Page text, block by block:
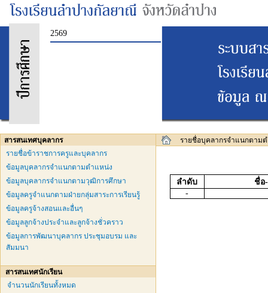
2569
สารสนเทศบุคลากร
รายชื่อข้าราชการครูและบุคลากร
ข้อมูลบุคลากรจำแนกตามตำแหน่ง
ข้อมูลบุคลากรจำแนกตามวุฒิการศึกษา
ข้อมูลครูจำแนกตามฝ่ายกลุ่มสาระการเรียนรู้
ข้อมูลครูจ้างสอนและอื่นๆ
ข้อมูลลูกจ้างประจำและลูกจ้างชั่วคราว
ข้อมูลการพัฒนาบุคลากร ประชุมอบรม และ
สัมมนา
สารสนเทศนักเรียน
จำนวนนักเรียนทั้งหมด
รายชื่อบุคลากรจำแนกตาม
ลำดับ
ชื่อ
-